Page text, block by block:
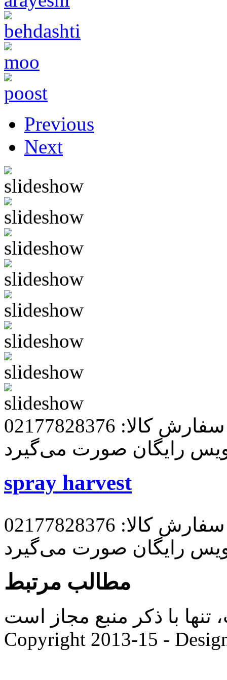
Previous
Next
کالا: 02177828376
رایگان صورت می‌گیرد
spray harvest
کالا: 02177828376
رایگان صورت می‌گیرد
مطالب مرتبط
با ذکر منبع مجاز است. |
Copyright 2013-15 -